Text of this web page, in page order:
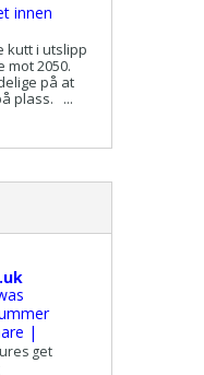
innen
kutt i utslipp
mot 2050.
på at
plass. ...
|
get